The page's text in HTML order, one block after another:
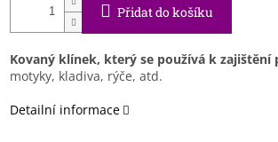
Přidat do košíku
Kovaný klínek, který se používá k zajištění
motyky, kladiva, rýče, atd.
Detailní informace